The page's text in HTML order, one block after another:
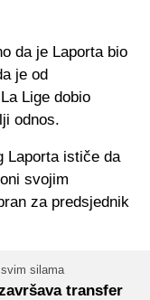
da je Laporta bio
je od
Lige dobio
odnos.
Laporta ističe da
svojim
za predsjednik
silama
transfer